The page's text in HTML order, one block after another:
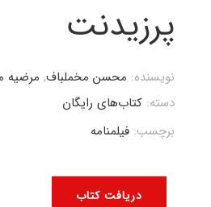
پرزیدنت
دریافت کتاب
نویسنده: محسن مخملباف, مرضیه
دسته: کتاب‌های رایگان
برچسب: فیلمنامه